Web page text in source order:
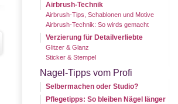
Airbrush-Technik
Airbrush-Tips, Schablonen und Motive
Airbrush-Technik: So wirds gemacht
Verzierung für Detailverliebte
Glitzer & Glanz
Sticker & Stempel
Nagel-Tipps vom Profi
Selbermachen oder Studio?
Pflegetipps: So bleiben Nägel länger